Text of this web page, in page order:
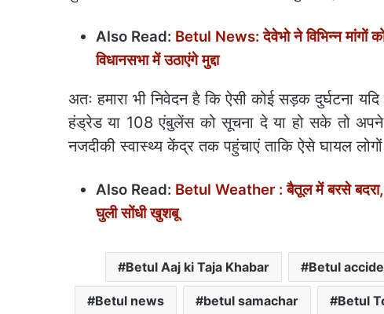
Also Read: Betul News: देवेभो ने विभिन्न मांगों
विधानसभा में उठाएंगे मुद्दा
अतः हमारा भी निवेदन है कि ऐसी कोई सड़क दुर्घटना
हंड्रेड या 108 एंबुलेंस को सूचना दे या हो सके तो
नजदीकी स्वास्थ्य केंद्र तक पहुंचाएं ताकि ऐसे घायल
Also Read: Betul Weather : बैतूल में बरसे बदरा,
घुली सोंधी खुशबू
Betul Aaj ki Taja Khabar Betul
Betul news betul samachar Betul